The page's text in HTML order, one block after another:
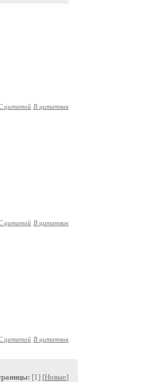
цитатой В цитатник
цитатой В цитатник
цитатой В цитатник
[1] [Новые]